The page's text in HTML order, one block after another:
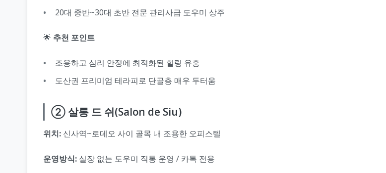
20대 중반~30대 초반 전문 관리사급 도우미 상주
🌟 추천 포인트
조용하고 심리 안정에 최적화된 힐링 유흥
도산권 프리미엄 테라피로 단골층 매우 두터움
② 살롱 드 쉬(Salon de Siu)
위치: 신사역~로데오 사이 골목 내 조용한 오피스텔
운영방식: 실장 없는 도우미 직통 운영 / 카톡 전용